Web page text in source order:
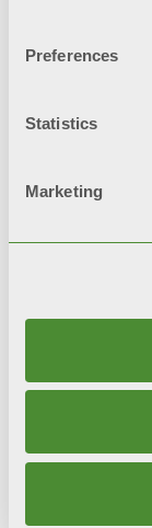
Preferences
Statistics
Marketing